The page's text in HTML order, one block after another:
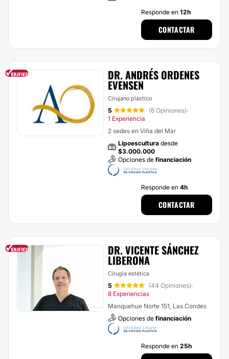
Responde en 12h
CONTACTAR
DR. ANDRÉS ORDENES
EVENSEN
Cirujano plástico
5 (6 Opiniones)·
1 Experiencia
2 sedes en Viña del Mar
Lipoescultura desde
$3.000.000
Opciones de financiación
Responde en 4h
CONTACTAR
DR. VICENTE SÁNCHEZ
LIBERONA
Cirugía estética
5 (44 Opiniones)·
8 Experiencias
Manquehue Norte 151, Las Condes
Opciones de financiación
Responde en 25h